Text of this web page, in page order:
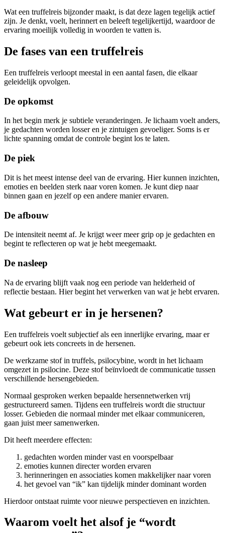
Wat een truffelreis bijzonder maakt, is dat deze lagen tegelijk actief
zijn. Je denkt, voelt, herinnert en beleeft tegelijkertijd, waardoor de
ervaring moeilijk volledig in woorden te vatten is.
De fases van een truffelreis
Een truffelreis verloopt meestal in een aantal fasen, die elkaar
geleidelijk opvolgen.
De opkomst
In het begin merk je subtiele veranderingen. Je lichaam voelt anders,
je gedachten worden losser en je zintuigen gevoeliger. Soms is er
lichte spanning omdat de controle begint los te laten.
De piek
Dit is het meest intense deel van de ervaring. Hier kunnen inzichten,
emoties en beelden sterk naar voren komen. Je kunt diep naar
binnen gaan en jezelf op een andere manier ervaren.
De afbouw
De intensiteit neemt af. Je krijgt weer meer grip op je gedachten en
begint te reflecteren op wat je hebt meegemaakt.
De nasleep
Na de ervaring blijft vaak nog een periode van helderheid of
reflectie bestaan. Hier begint het verwerken van wat je hebt ervaren.
Wat gebeurt er in je hersenen?
Een truffelreis voelt subjectief als een innerlijke ervaring, maar er
gebeurt ook iets concreets in de hersenen.
De werkzame stof in truffels, psilocybine, wordt in het lichaam
omgezet in psilocine. Deze stof beïnvloedt de communicatie tussen
verschillende hersengebieden.
Normaal gesproken werken bepaalde hersennetwerken vrij
gestructureerd samen. Tijdens een truffelreis wordt die structuur
losser. Gebieden die normaal minder met elkaar communiceren,
gaan juist meer samenwerken.
Dit heeft meerdere effecten:
gedachten worden minder vast en voorspelbaar
emoties kunnen directer worden ervaren
herinneringen en associaties komen makkelijker naar voren
het gevoel van “ik” kan tijdelijk minder dominant worden
Hierdoor ontstaat ruimte voor nieuwe perspectieven en inzichten.
Waarom voelt het alsof je “wordt